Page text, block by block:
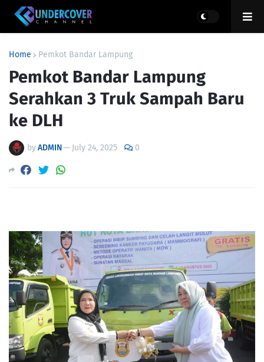
Home Pemkot Bandar Lampung
Pemkot Bandar Lampung
Serahkan 3 Truk Sampah Baru
ke DLH
byADMIN— July 24, 2025 0